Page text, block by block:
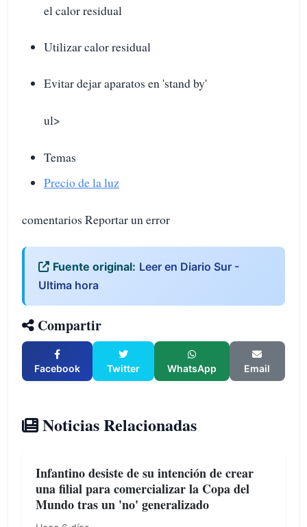
el calor residual
Utilizar calor residual
Evitar dejar aparatos en 'stand by'
ul>
Temas
Precio de la luz
comentarios Reportar un error
Fuente original: Leer en Diario Sur -
Ultima hora
Compartir
Facebook Twitter WhatsApp Email
Noticias Relacionadas
Infantino desiste de su intención de crear
una filial para comercializar la Copa del
Mundo tras un 'no' generalizado